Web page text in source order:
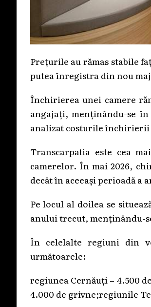
Prețurile au rămas stabile
putea înregistra din nou
Închirierea unei camere
angajați, menținându-se
analizat costurile închirierii
Transcarpatia este cea
camerelor. În mai 2026,
decât în aceeași perioadă a
Pe locul al doilea se
anului trecut, menținându-
În celelalte regiuni din
următoarele:
regiunea Cernăuți – 4.500
4.000 de grivne;regiunile